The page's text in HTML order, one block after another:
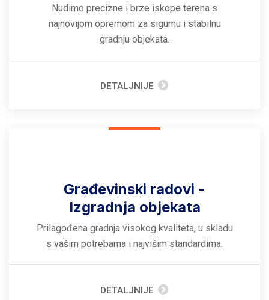
Nudimo precizne i brze iskope terena s
najnovijom opremom za sigurnu i stabilnu
gradnju objekata.
DETALJNIJE
Građevinski radovi -
Izgradnja objekata
Prilagođena gradnja visokog kvaliteta, u skladu
s vašim potrebama i najvišim standardima.
DETALJNIJE